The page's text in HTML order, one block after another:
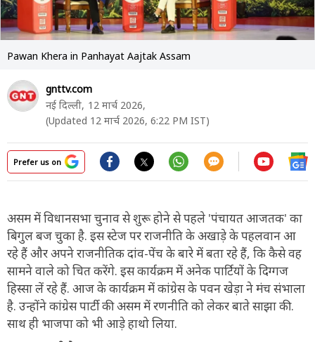
Pawan Khera in Panhayat Aajtak Assam
gnttv.com
नई दिल्ली, 12 मार्च 2026,
(Updated 12 मार्च 2026, 6:22 PM IST)
Prefer us on
असम में विधानसभा चुनाव से शुरू होने से पहले 'पंचायत आजतक' का
बिगुल बज चुका है. इस स्टेज पर राजनीति के अखाड़े के पहलवान आ
रहे हैं और अपने राजनीतिक दांव-पेंच के बारे में बता रहे हैं, कि कैसे वह
सामने वाले को चित करेंगे. इस कार्यक्रम में अनेक पार्टियों के दिग्गज
हिस्सा लें रहे हैं. आज के कार्यक्रम में कांग्रेस के पवन खेड़ा ने मंच संभाला
है. उन्होंने कांग्रेस पार्टी की असम में रणनीति को लेकर बाते साझा की.
साथ ही भाजपा को भी आड़े हाथो लिया.